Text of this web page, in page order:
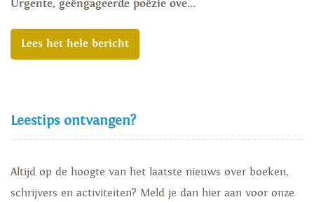
Urgente, geëngageerde poëzie ove...
Lees het hele bericht
Leestips ontvangen?
Altijd op de hoogte van het laatste nieuws over boeken,
schrijvers en activiteiten? Meld je dan hier aan voor onze